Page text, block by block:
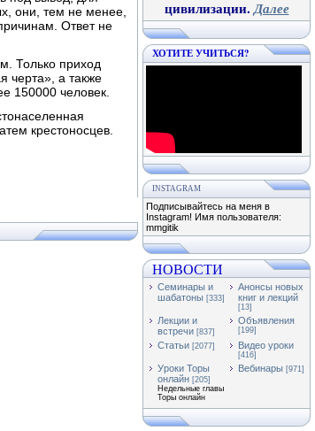
они, тем не менее,
Ответ не
Только приход
черта», а также
150000 человек.
крестоносцев.
цивилизации.Далее
ХОТИТЕ УЧИТЬСЯ?
INSTAGRAM
Подписывайтесь на меня в
Instagram! Имя пользователя:
mmgitik
НОВОСТИ
Семинары и
шабатоны [333]
Анонсы новых
книг и лекций
[13]
Лекции и
встречи [837]
Объявления
[199]
Статьи [2077] Видео уроки
[416]
Уроки Торы
онлайн [205]
Недельные главы
Торы онлайн
Вебинары [971]